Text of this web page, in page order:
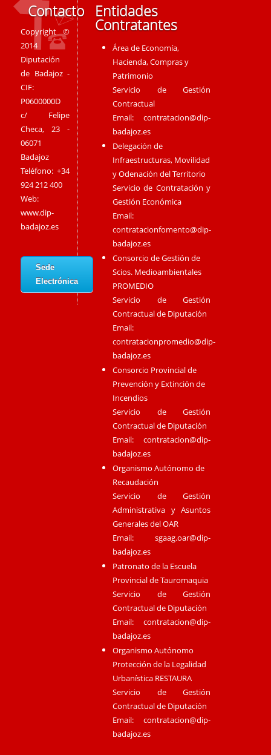
Contacto
Copyright ©
2014
Diputación
de Badajoz -
CIF:
P0600000D
c/ Felipe
Checa, 23 -
06071
Badajoz
Teléfono: +34
924 212 400
Web:
www.dip-
badajoz.es
Sede
Electrónica
Entidades
Contratantes
Área de Economía,
Hacienda, Compras y
Patrimonio
Servicio de Gestión
Contractual
Email:contratacion@dip-
badajoz.es
Delegación de
Infraestructuras, Movilidad
y Odenación del Territorio
Servicio de Contratación y
Gestión Económica
Email:
contratacionfomento@dip-
badajoz.es
Consorcio de Gestión de
Scios. Medioambientales
PROMEDIO
Servicio de Gestión
Contractual de Diputación
Email:
contratacionpromedio@dip-
badajoz.es
Consorcio Provincial de
Prevención y Extinción de
Incendios
Servicio de Gestión
Contractual de Diputación
Email:contratacion@dip-
badajoz.es
Organismo Autónomo de
Recaudación
Servicio de Gestión
Administrativa y Asuntos
Generales del OAR
Email:sgaag.oar@dip-
badajoz.es
Patronato de la Escuela
Provincial de Tauromaquia
Servicio de Gestión
Contractual de Diputación
Email:contratacion@dip-
badajoz.es
Organismo Autónomo
Protección de la Legalidad
Urbanística RESTAURA
Servicio de Gestión
Contractual de Diputación
Email:contratacion@dip-
badajoz.es